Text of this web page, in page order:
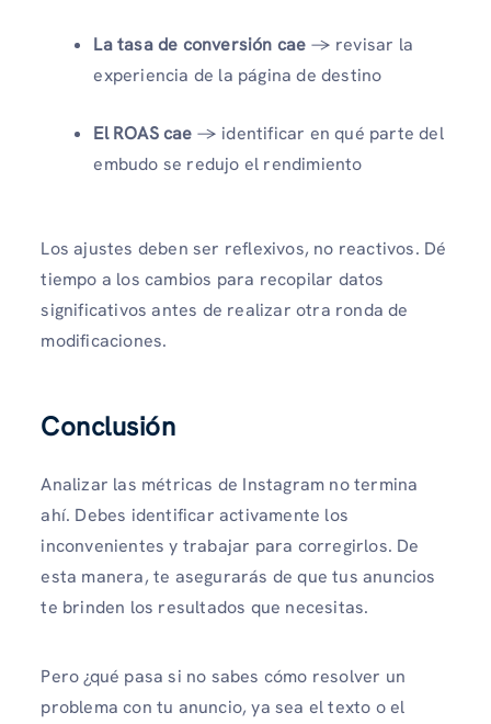
La tasa de conversión cae → revisar la
experiencia de la página de destino
El ROAS cae → identificar en qué parte del
embudo se redujo el rendimiento
Los ajustes deben ser reflexivos, no reactivos. Dé
tiempo a los cambios para recopilar datos
significativos antes de realizar otra ronda de
modificaciones.
Conclusión
Analizar las métricas de Instagram no termina
ahí. Debes identificar activamente los
inconvenientes y trabajar para corregirlos. De
esta manera, te asegurarás de que tus anuncios
te brinden los resultados que necesitas.
Pero ¿qué pasa si no sabes cómo resolver un
problema con tu anuncio, ya sea el texto o el